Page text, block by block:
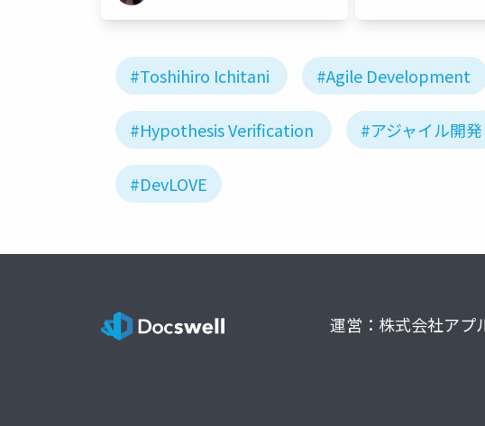
#Toshihiro Ichitani #Agile Development
#Hypothesis Verification #アジャイル開発
#DevLOVE
運営：株式会社アプ